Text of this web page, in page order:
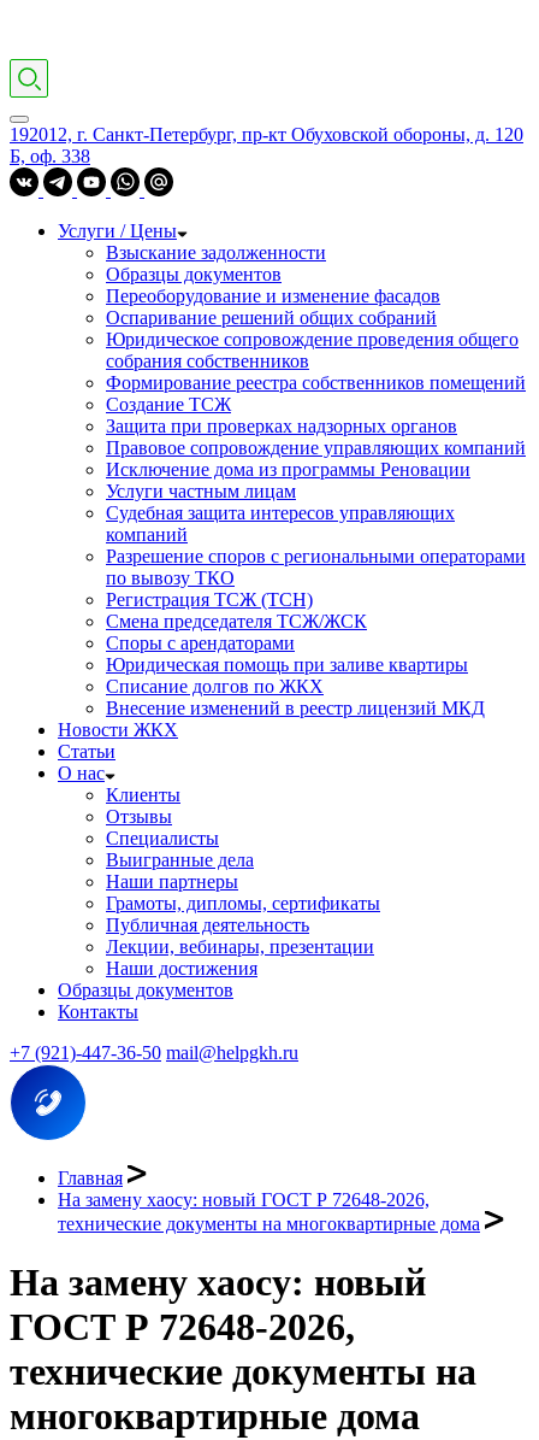
192012, г. Санкт-Петербург, пр-кт Обуховской обороны, д. 120
Б, оф. 338
Услуги / Цены
Взыскание задолженности
Образцы документов
Переоборудование и изменение фасадов
Оспаривание решений общих собраний
Юридическое сопровождение проведения общего
собрания собственников
Формирование реестра собственников помещений
Создание ТСЖ
Защита при проверках надзорных органов
Правовое сопровождение управляющих компаний
Исключение дома из программы Реновации
Услуги частным лицам
Судебная защита интересов управляющих
компаний
Разрешение споров с региональными операторами
по вывозу ТКО
Регистрация ТСЖ (ТСН)
Смена председателя ТСЖ/ЖСК
Споры с арендаторами
Юридическая помощь при заливе квартиры
Списание долгов по ЖКХ
Внесение изменений в реестр лицензий МКД
Новости ЖКХ
Статьи
О нас
Клиенты
Отзывы
Специалисты
Выигранные дела
Наши партнеры
Грамоты, дипломы, сертификаты
Публичная деятельность
Лекции, вебинары, презентации
Наши достижения
Образцы документов
Контакты
+7 (921)-447-36-50 mail@helpgkh.ru
Главная
На замену хаосу: новый ГОСТ Р 72648-2026,
технические документы на многоквартирные дома
На замену хаосу: новый
ГОСТ Р 72648-2026,
технические документы на
многоквартирные дома